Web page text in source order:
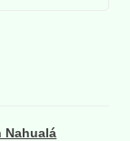
Nahualá